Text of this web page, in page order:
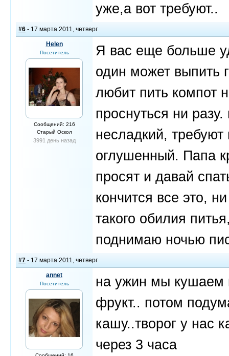
уже,а вот требуют..
#6 - 17 марта 2011, четверг
Helen
Посетитель
Сообщений: 216
Старый Оскол
3991 день назад
Я вас еще больше
один может выпить
любит пить компот
проснуться ни
несладкий, требуют
оглушенный. Папа
просят и давай
кончится все это,
такого обилия
поднимаю ночью
#7 - 17 марта 2011, четверг
annet
Посетитель
на ужин мы кушаем
фрукт.. потом
кашу..творог у нас
через 3 часа